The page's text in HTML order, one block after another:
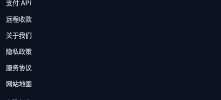
支付 API
远程收款
关于我们
隐私政策
服务协议
网站地图